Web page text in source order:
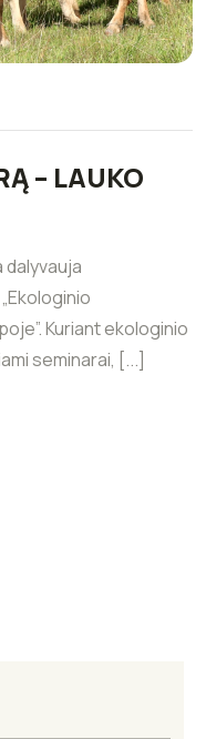
– LAUKO
Kuriant ekologinio
seminarai, [...]